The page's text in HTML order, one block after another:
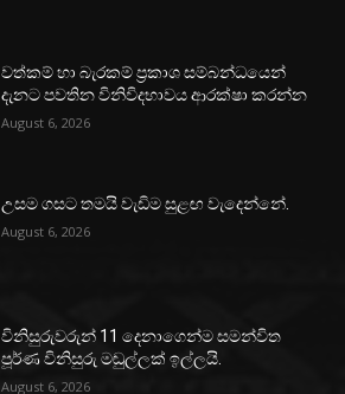
වත්කම් හා බැරකම් ප්‍රකාශ සම්බන්ධයෙන්
දැනට පවතින විනිවිදභාවය ආරක්ෂා කරන්න
August 6, 2026
උසම ගසට තමයි වැඩිම සුළඟ වැදෙන්නේ.
August 6, 2026
විනිසුරුවරුන් 11 දෙනාගෙන්ම සමන්විත
පූර්ණ විනිසුරු මඬුල්ලක් ඉල්ලයි.
August 6, 2026